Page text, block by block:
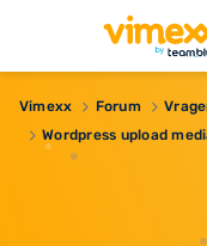
Vimexx Forum
Wordpress upload